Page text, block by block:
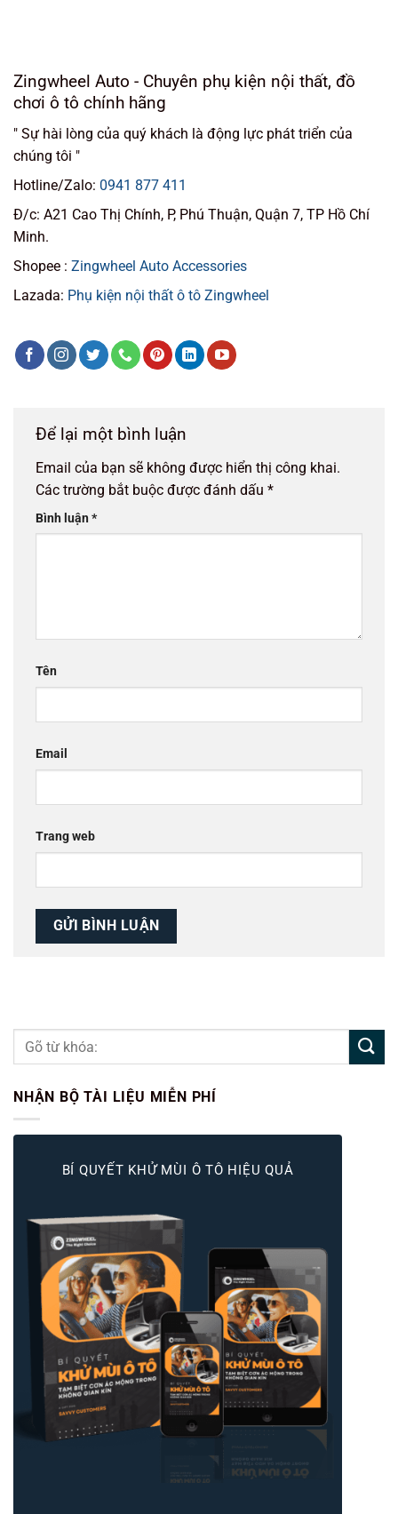
Zingwheel Auto - Chuyên phụ kiện nội thất, đồ
chơi ô tô chính hãng
" Sự hài lòng của quý khách là động lực phát triển của
chúng tôi "
Hotline/Zalo: 0941 877 411
Đ/c: A21 Cao Thị Chính, P, Phú Thuận, Quận 7, TP Hồ Chí
Minh.
Shopee : Zingwheel Auto Accessories
Lazada: Phụ kiện nội thất ô tô Zingwheel
Để lại một bình luận
Email của bạn sẽ không được hiển thị công khai.
Các trường bắt buộc được đánh dấu *
Bình luận*
Tên
Email
Trang web
NHẬN BỘ TÀI LIỆU MIỄN PHÍ
BÍ QUYẾT KHỬ MÙI Ô TÔ HIỆU QUẢ